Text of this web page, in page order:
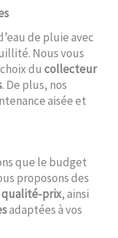
de pluie avec
Nous vous
du collecteur
. De plus, nos
aisée et
que le budget
proposons des
qualité-prix, ainsi
adaptées à vos